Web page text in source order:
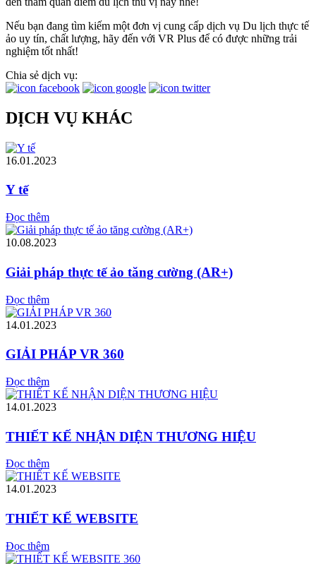
Nếu bạn đang tìm kiếm một đơn vị cung cấp dịch vụ Du lịch thực tế
ảo uy tín, chất lượng, hãy đến với VR Plus để có được những trải
nghiệm tốt nhất!
Chia sẻ dịch vụ:
DỊCH VỤ KHÁC
16.01.2023
Y tế
Đọc thêm
10.08.2023
Giải pháp thực tế ảo tăng cường (AR+)
Đọc thêm
14.01.2023
GIẢI PHÁP VR 360
Đọc thêm
14.01.2023
THIẾT KẾ NHẬN DIỆN THƯƠNG HIỆU
Đọc thêm
14.01.2023
THIẾT KẾ WEBSITE
Đọc thêm